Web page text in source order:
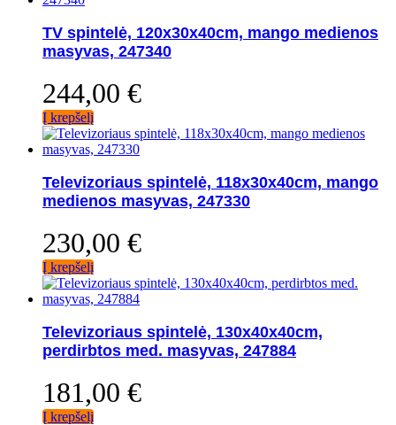
TV spintelė, 120x30x40cm, mango medienos
masyvas, 247340
244,00 €
Į krepšelį
Televizoriaus spintelė, 118x30x40cm, mango
medienos masyvas, 247330
230,00 €
Į krepšelį
Televizoriaus spintelė, 130x40x40cm,
perdirbtos med. masyvas, 247884
181,00 €
Į krepšelį